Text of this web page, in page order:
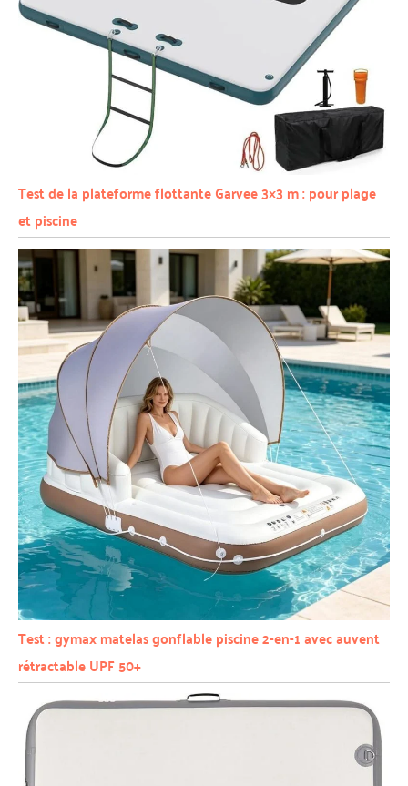
Test de la plateforme flottante Garvee 3×3 m : pour plage
et piscine
Test : gymax matelas gonflable piscine 2-en-1 avec auvent
rétractable UPF 50+